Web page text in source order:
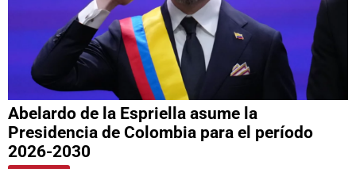
Abelardo de la Espriella asume la
Presidencia de Colombia para el período
2026-2030